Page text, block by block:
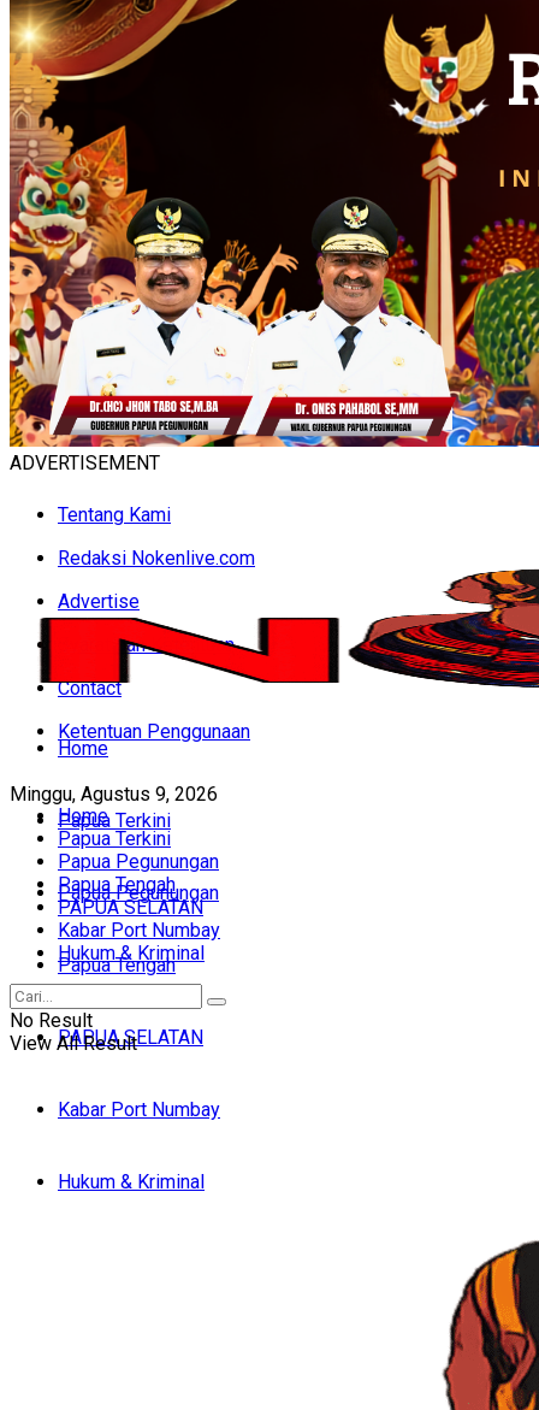
ADVERTISEMENT
Tentang Kami
Redaksi Nokenlive.com
Advertise
Syarat dan Ketentuan
Contact
Ketentuan Penggunaan
Minggu, Agustus 9, 2026
Home
Papua Terkini
Papua Pegunungan
Papua Tengah
PAPUA SELATAN
Kabar Port Numbay
Hukum & Kriminal
Home
Papua Terkini
Papua Pegunungan
Papua Tengah
PAPUA SELATAN
Kabar Port Numbay
Hukum & Kriminal
No Result
View All Result